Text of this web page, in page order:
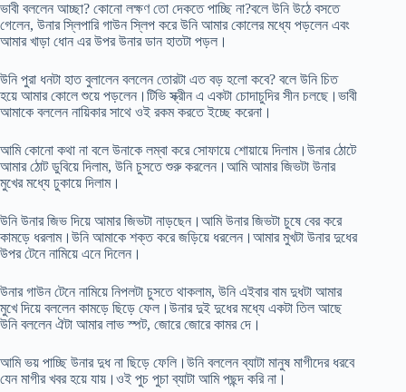
ভাবী বললেন আচ্ছা? কোনো লক্ষণ তো দেকতে পাচ্ছি না?বলে উনি উঠে বসতে
গেলেন, উনার স্লিপারি গাউন স্লিপ করে উনি আমার কোলের মধ্যে পড়লেন এবং
আমার খাড়া ধোন এর উপর উনার ডান হাতটা পড়ল।
উনি পুরা ধনটা হাত বুলালেন বললেন তোরটা এত বড় হলো কবে? বলে উনি চিত
হয়ে আমার কোলে শুয়ে পড়লেন।টিভি স্ক্রীন এ একটা চোদাচুদির সীন চলছে।ভাবী
আমাকে বললেন নায়িকার সাথে ওই রকম করতে ইচ্ছে করেনা।
আমি কোনো কথা না বলে উনাকে লম্বা করে সোফায়ে শোয়ায়ে দিলাম।উনার ঠোটে
আমার ঠোট ডুবিয়ে দিলাম, উনি চুসতে শুরু করলেন।আমি আমার জিভটা উনার
মুখের মধ্যে ঢুকায়ে দিলাম।
উনি উনার জিভ দিয়ে আমার জিভটা নাড়ছেন।আমি উনার জিভটা চুষে বের করে
কামড়ে ধরলাম।উনি আমাকে শক্ত করে জড়িয়ে ধরলেন।আমার মুখটা উনার দুধের
উপর টেনে নামিয়ে এনে দিলেন।
উনার গাউন টেনে নামিয়ে নিপলটা চুসতে থাকলাম, উনি এইবার বাম দুধটা আমার
মুখে দিয়ে বললেন কামড়ে ছিড়ে ফেল।উনার দুই দুধের মধ্যে একটা তিল আছে
উনি বললেন ঐটা আমার লাভ স্পট, জোরে জোরে কামর দে।
আমি ভয় পাচ্ছি উনার দুধ না ছিড়ে ফেলি।উনি বললেন ব্যাটা মানুষ মাগীদের ধরবে
যেন মাগীর খবর হয়ে যায়।ওই পুচ পুচা ব্যাটা আমি পছন্দ করি না।